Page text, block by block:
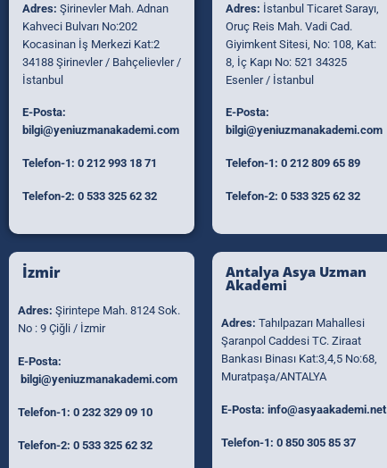
Adres: Şirinevler Mah. Adnan
Kahveci Bulvarı No:202
Kocasinan İş Merkezi Kat:2
34188 Şirinevler / Bahçelievler /
İstanbul
E-Posta:
bilgi@yeniuzmanakademi.com
Telefon-1: 0 212 993 18 71
Telefon-2: 0 533 325 62 32
Adres: İstanbul Ticaret Sarayı,
Oruç Reis Mah. Vadi Cad.
Giyimkent Sitesi, No: 108, Kat:
8, İç Kapı No: 521 34325
Esenler / İstanbul
E-Posta:
bilgi@yeniuzmanakademi.com
Telefon-1: 0 212 809 65 89
Telefon-2: 0 533 325 62 32
İzmir
Adres: Şirintepe Mah. 8124 Sok.
No : 9 Çiğli / İzmir
E-Posta:
bilgi@yeniuzmanakademi.com
Telefon-1: 0 232 329 09 10
Telefon-2: 0 533 325 62 32
Antalya Asya Uzman
Akademi
Adres: Tahılpazarı Mahallesi
Şaranpol Caddesi TC. Ziraat
Bankası Binası Kat:3,4,5 No:68,
Muratpaşa/ANTALYA
E-Posta: info@asyaakademi.net
Telefon-1: 0 850 305 85 37